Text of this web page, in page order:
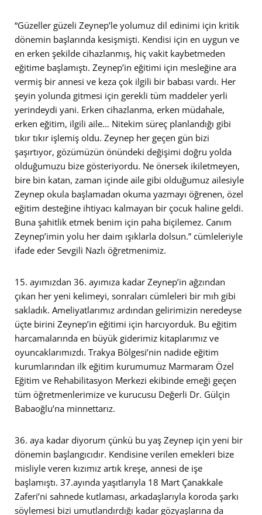
“Güzeller güzeli Zeynep’le yolumuz dil edinimi için kritik
dönemin başlarında kesişmişti. Kendisi için en uygun ve
en erken şekilde cihazlanmış, hiç vakit kaybetmeden
eğitime başlamıştı. Zeynep’in eğitimi için mesleğine ara
vermiş bir annesi ve keza çok ilgili bir babası vardı. Her
şeyin yolunda gitmesi için gerekli tüm maddeler yerli
yerindeydi yani. Erken cihazlanma, erken müdahale,
erken eğitim, ilgili aile… Nitekim süreç planlandığı gibi
tıkır tıkır işlemiş oldu. Zeynep her geçen gün bizi
şaşırtıyor, gözümüzün önündeki değişimi doğru yolda
olduğumuzu bize gösteriyordu. Ne önersek ikiletmeyen,
bire bin katan, zaman içinde aile gibi olduğumuz ailesiyle
Zeynep okula başlamadan okuma yazmayı öğrenen, özel
eğitim desteğine ihtiyacı kalmayan bir çocuk haline geldi.
Buna şahitlik etmek benim için paha biçilemez. Canım
Zeynep’imin yolu her daim ışıklarla dolsun.” cümleleriyle
ifade eder Sevgili Nazlı öğretmenimiz.
15. ayımızdan 36. ayımıza kadar Zeynep’in ağzından
çıkan her yeni kelimeyi, sonraları cümleleri bir mıh gibi
sakladık. Ameliyatlarımız ardından gelirimizin neredeyse
üçte birini Zeynep’in eğitimi için harcıyorduk. Bu eğitim
harcamalarında en büyük giderimiz kitaplarımız ve
oyuncaklarımızdı. Trakya Bölgesi’nin nadide eğitim
kurumlarından ilk eğitim kurumumuz Marmaram Özel
Eğitim ve Rehabilitasyon Merkezi ekibinde emeği geçen
tüm öğretmenlerimize ve kurucusu Değerli Dr. Gülçin
Babaoğlu’na minnettarız.
36. aya kadar diyorum çünkü bu yaş Zeynep için yeni bir
dönemin başlangıcıdır. Kendisine verilen emekleri bize
misliyle veren kızımız artık kreşe, annesi de işe
başlamıştı. 37.ayında yaşıtlarıyla 18 Mart Çanakkale
Zaferi’ni sahnede kutlaması, arkadaşlarıyla koroda şarkı
söylemesi bizi umutlandırdığı kadar gözyaşlarına da